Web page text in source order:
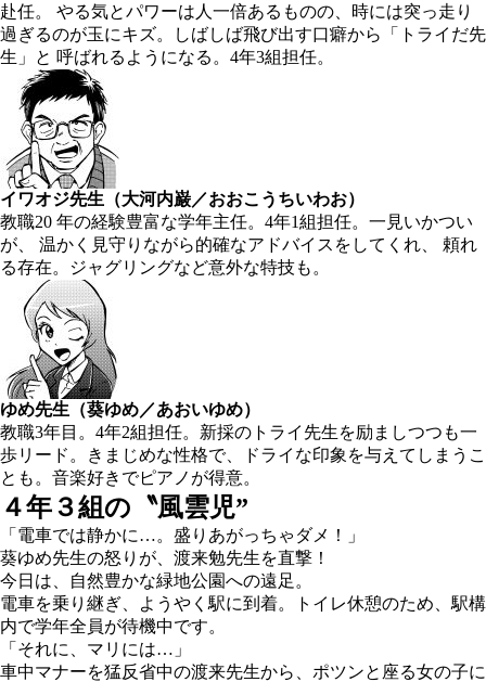
赴任。 やる気とパワーは人一倍あるものの、時には突っ走り
過ぎるのが玉にキズ。しばしば飛び出す口癖から「トライだ先
生」と 呼ばれるようになる。4年3組担任。
イワオジ先生（大河内巌／おおこうちいわお）
教職20 年の経験豊富な学年主任。4年1組担任。一見いかつい
が、 温かく見守りながら的確なアドバイスをしてくれ、 頼れ
る存在。ジャグリングなど意外な特技も。
ゆめ先生（葵ゆめ／あおいゆめ）
教職3年目。4年2組担任。新採のトライ先生を励ましつつも一
歩リード。きまじめな性格で、ドライな印象を与えてしまうこ
とも。音楽好きでピアノが得意。
４年３組の〝風雲児”
「電車では静かに…。盛りあがっちゃダメ！」
葵ゆめ先生の怒りが、渡来勉先生を直撃！
今日は、自然豊かな緑地公園への遠足。
電車を乗り継ぎ、ようやく駅に到着。トイレ休憩のため、駅構
内で学年全員が待機中です。
「それに、マリには…」
車中マナーを猛反省中の渡来先生から、ポツンと座る女の子に